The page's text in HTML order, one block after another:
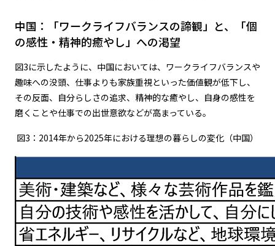
中国：「ワークライフバランスの諦観」と、「個
の感性・精神的癒やし」への渇望
図3に示したように、中国においては、ワークライフバランスや
趣味への没頭、仕事よりも家族重視といった価値観が低下し、
その反面、自分らしさの追求、精神的な癒やし、自身の感性を
磨くことや仕事での出世意欲などが高まっている。
図3：2014年から2025年における理想の暮らしの変化（中国）